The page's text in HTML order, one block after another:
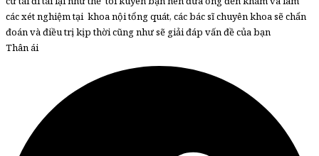
các xét nghiệm tại khoa nội tổng quát, các bác sĩ chuyên khoa sẽ chẩn
đoán và điều trị kịp thời cũng như sẽ giải đáp vấn đề của bạn
Thân ái